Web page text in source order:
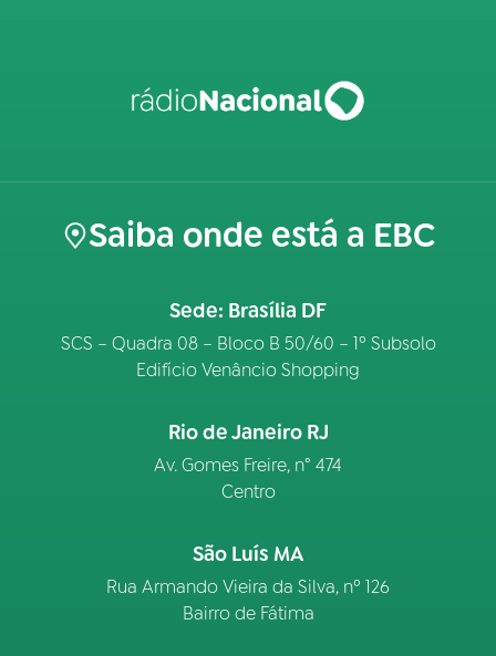
Saiba onde está a EBC
Sede: Brasília DF
SCS – Quadra 08 – Bloco B 50/60 – 1º Subsolo
Edifício Venâncio Shopping
Rio de Janeiro RJ
Av. Gomes Freire, n° 474
Centro
São Luís MA
Rua Armando Vieira da Silva, nº 126
Bairro de Fátima